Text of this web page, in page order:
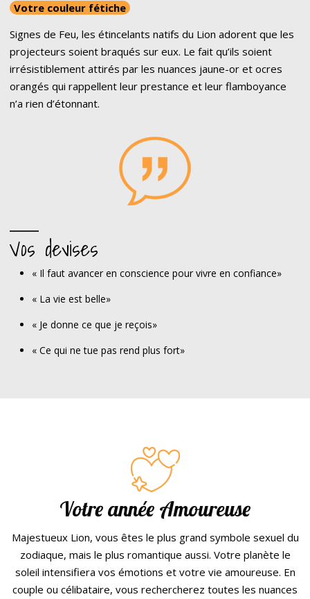
Votre couleur fétiche
Signes de Feu, les étincelants natifs du Lion adorent que les
projecteurs soient braqués sur eux. Le fait qu’ils soient
irrésistiblement attirés par les nuances jaune-or et ocres
orangés qui rappellent leur prestance et leur flamboyance
n’a rien d’étonnant.
Vos devises
« Il faut avancer en conscience pour vivre en confiance»
« La vie est belle»
« Je donne ce que je reçois»
« Ce qui ne tue pas rend plus fort»
Votre année Amoureuse
Majestueux Lion, vous êtes le plus grand symbole sexuel du
zodiaque, mais le plus romantique aussi. Votre planète le
soleil intensifiera vos émotions et votre vie amoureuse. En
couple ou célibataire, vous rechercherez toutes les nuances